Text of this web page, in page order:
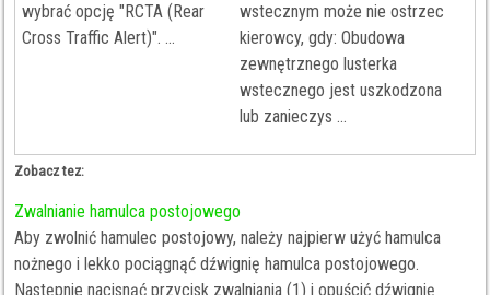
wybrać opcję "RCTA (Rear
Cross Traffic Alert)". ...
wstecznym może nie ostrzec
kierowcy, gdy: Obudowa
zewnętrznego lusterka
wstecznego jest uszkodzona
lub zanieczys ...
Zobacz tez:
Zwalnianie hamulca postojowego
Aby zwolnić hamulec postojowy, należy najpierw użyć hamulca
nożnego i lekko pociągnąć dźwignię hamulca postojowego.
Następnie nacisnąć przycisk zwalniania (1) i opuścić dźwignię